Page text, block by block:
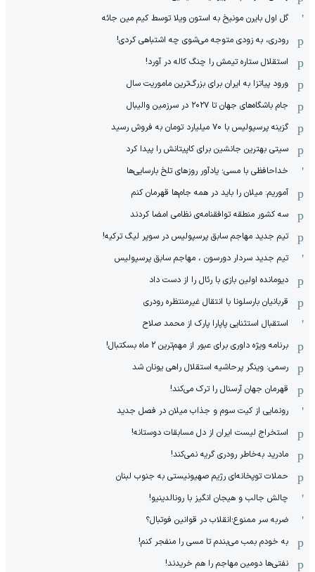
گل اول بایرن مونیخ به استون ویلا توسط کیم مین جائه
رودری، به زودی متوجه می‌شوی چه اشتباهی کردی!
استقلال ستاره تیمش را چنگ کاله در آورد!
ورود پیاتزا به ایران برای بزرگ‌ترین ماموریت سال
جام باشگاه‌های جهان تا ۲۰۲۷ در سرزمین والیبال
گزینه پرسپولیس با ۷۰ میلیارد تومان به فروش رسید
سیتی بهترین جانشین برای کاپیتانش را پیدا کرد
خداحافظی با مسی؛ یادآور روزهای تلخ بارسایی‌ها
آموریم: میلان را باید در همه جام‌ها قهرمان کنم
سه کشور منطقه توافقنامه‌ی نظامی امضا کردند
تیم جدید مهاجم سابق پرسپولیس در سوپر لیگ ترکیه!
تیم جدید سردار دورسون ، مهاجم سابق پرسپولیس
دیومانده اولین بازی با رئال را از دست داد
قربانیان بارسلونا با انتقال غیرمنتظره رودری
استقبال استثنایی پاپارا پارک از محمد صلاح
برنامه ویژه داوری برای عبور از مهم‌ترین 2 ماه بسکتبال!
رسمی: وینگر پرحاشیه استقلال راهی یونان شد
قهرمان جهان آرسنال را ترک می‌کند!
رونمایی از کیت سوم و جذاب میلان در فصل جدید
استخراج لیست ایران از دل مسابقات دوستانه!
مادرید به‌خاطر رودری گریه نمی‌کند!
حملات توپخانه‌ای رژیم صهیونیستی به جنوب لبنان
چالش جالب و هیجان انگیز با رونالدینیو!
ضربه سر ممنوع؛انقلاب در قوانین فوتبال؟
به خودم بمب می‌بندم تا مسی را منفجر کنم!
نفتی‌ها دومین مهاجم را هم خریدند!